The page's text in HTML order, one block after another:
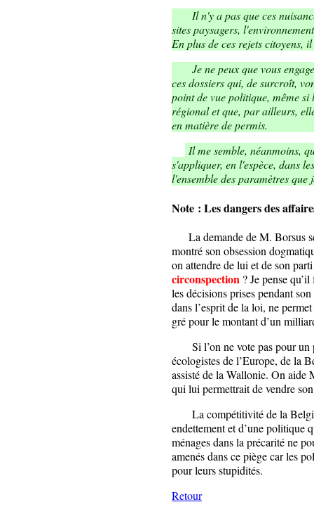
Il n'y a pas que ces
sites paysagers,
En plus de ces rejets citoyens,
Je ne peux que vous
ces dossiers qui, de surcroît,
point de vue politique, même
régional et que, par ailleurs,
en matière de permis.
Il me semble, néanmoins,
s'appliquer, en l'espèce, dans
l'ensemble des paramètres que
Note : Les dangers des
La demande de M. Borsus
montré son obsession
on attendre de lui et de son
circonspection ? Je pense
les décisions prises pendant
dans l’esprit de la loi, ne
gré pour le montant d’un
Si l’on ne vote pas pour un
écologistes de l’Europe, de la
assisté de la Wallonie. On aide
qui lui permettrait de vendre
La compétitivité de la
endettement et d’une politique
ménages dans la précarité ne
amenés dans ce piège car les
pour leurs stupidités.
Retour